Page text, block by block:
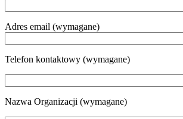
Adres email (wymagane)
Telefon kontaktowy (wymagane)
Nazwa Organizacji (wymagane)